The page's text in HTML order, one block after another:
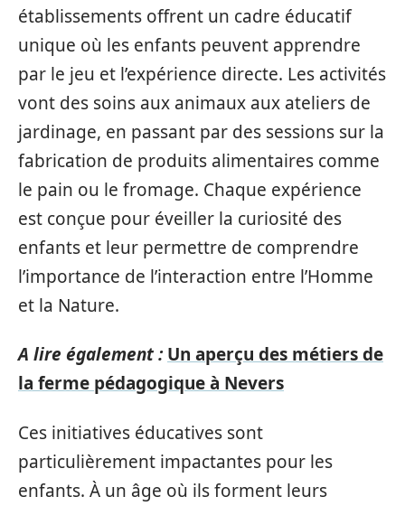
établissements offrent un cadre éducatif
unique où les enfants peuvent apprendre
par le jeu et l’expérience directe. Les activités
vont des soins aux animaux aux ateliers de
jardinage, en passant par des sessions sur la
fabrication de produits alimentaires comme
le pain ou le fromage. Chaque expérience
est conçue pour éveiller la curiosité des
enfants et leur permettre de comprendre
l’importance de l’interaction entre l’Homme
et la Nature.
A lire également : Un aperçu des métiers de
la ferme pédagogique à Nevers
Ces initiatives éducatives sont
particulièrement impactantes pour les
enfants. À un âge où ils forment leurs